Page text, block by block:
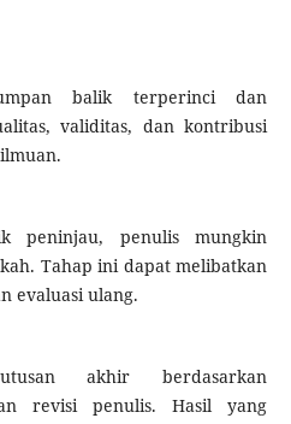
balik terperinci dan
validitas, dan kontribusi
peninjau, penulis mungkin
Tahap ini dapat melibatkan
evaluasi ulang.
akhir berdasarkan
revisi penulis. Hasil yang